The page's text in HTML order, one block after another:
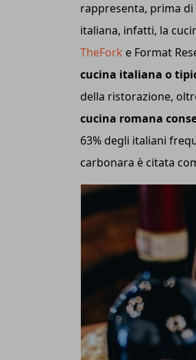
rappresenta, prima
italiana, infatti, la
TheFork e Format
cucina italiana o
della ristorazione,
cucina romana
63% degli italiani
carbonara è citata